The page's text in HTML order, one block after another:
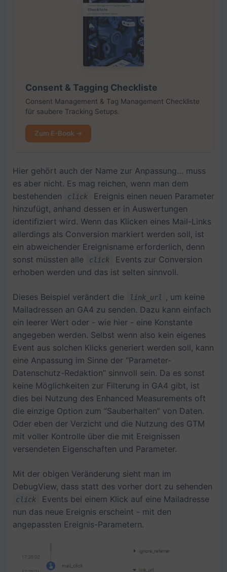
Consent & Tagging Checkliste
Consent Management & Tag Management Checkliste
für saubere Tracking Setups.
Zum E-Book →
Hier gehört auch der Name zur Anpassung… muss
es aber nicht. Es mag reichen, wenn man dem
bestehenden
click
Ereignis einen neuen Parameter
hinzufügt, anhand dessen er in Auswertungen
identifiziert wird. Wenn das Klicken eines Mail-Links
allerdings als Conversion markiert werden soll, ist
ein abweichender Ereignisname erforderlich, denn
sonst müssten alle
click
Events zur Conversion
erhoben werden und das ist selten sinnvoll.
Dieses Beispiel verändert die link_url
, um keine
Mailadressen an GA4 zu senden. Dazu kann einfach
ein leerer Wert oder - wie hier - eine Konstante
angegeben werden. Selbst wenn also kein eigenes
Event aus solchen Klicks generiert werden soll, kann
eine Anpassung im Sinne der “Parameter-
Datenschutz-Redaktion” sinnvoll sein. Da es sonst
keine Möglichkeiten zur Filterung in GA4 gibt, ist
dies bei Nutzung des Enhanced Measurements oft
die einzige Option zum “Sauberhalten” von Daten.
Oder eben der Verzicht und die Nutzung des GTM
mit voller Kontrolle über die mit Ereignissen
versendeten Eigenschaften und Parameter.
Mit der obigen Veränderung sieht man im
DebugView, dass statt des vorher dort zu sehenden
click
Events bei einem Klick auf eine Mailadresse
nun das neue Ereignis erscheint - mit den
angepassten Ereignis-Parametern.